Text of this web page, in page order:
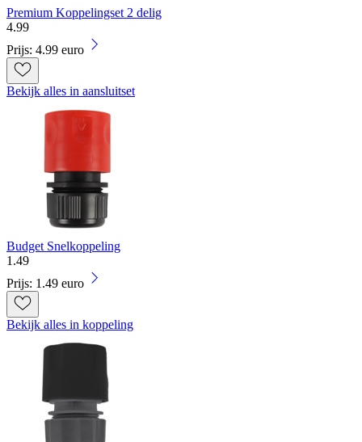
Premium Koppelingset 2 delig
4.99
Prijs: 4.99 euro
Bekijk alles in aansluitset
Budget Snelkoppeling
1 .49
Prijs: 1.49 euro
Bekijk alles in koppeling